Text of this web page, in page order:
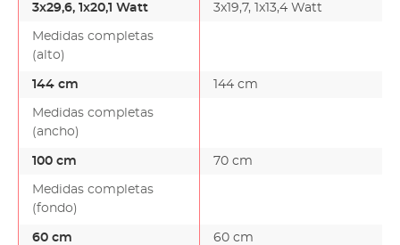
3x29,6, 1x20,1 Watt 3x19,7, 1x13,4 Watt
Medidas completas
(alto)
144 cm 144 cm
Medidas completas
(ancho)
100 cm 70 cm
Medidas completas
(fondo)
60 cm 60 cm